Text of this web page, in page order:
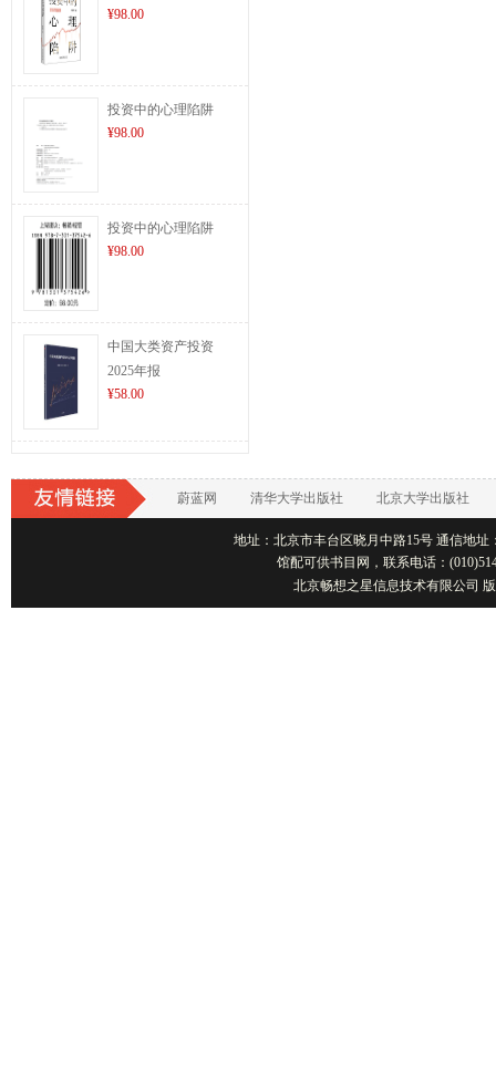
¥98.00
投资中的心理陷阱
¥98.00
投资中的心理陷阱
¥98.00
中国大类资产投资
2025年报
¥58.00
蔚蓝网 清华大学出版社 北京大学出版社
地址：北京市丰台区晓月中路15号 通信地址
馆配可供书目网，联系电话：
北京畅想之星信息技术有限公司